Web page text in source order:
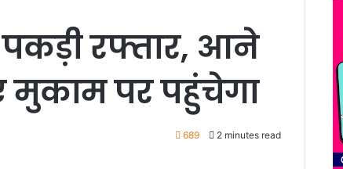
रफ्तार, आने
मुकाम पर पहुंचेगा
689 2 minutes read